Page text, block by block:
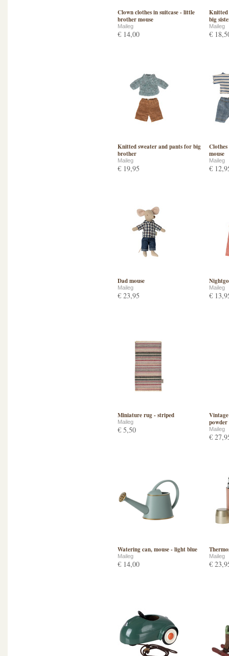
Clown clothes in suitcase - little
brother mouse
Maileg
€ 14,00
Knitted
big
Maileg
€
Knitted sweater and pants for big
brother
Maileg
€ 19,95
mouse
Maileg
€
Dad mouse
Maileg
€ 23,95
Maileg
€
Miniature rug - striped
Maileg
€ 5,50
powder
Maileg
€
Watering can, mouse - light blue
Maileg
€ 14,00
Maileg
€